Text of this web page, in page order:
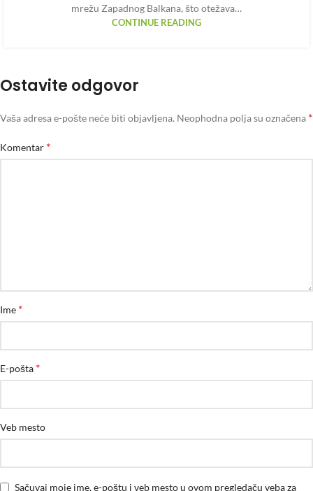
mrežu Zapadnog Balkana, što otežava…
CONTINUE READING
Ostavite odgovor
Vaša adresa e-pošte neće biti objavljena. Neophodna polja su označena *
Komentar *
Ime *
E-pošta *
Veb mesto
Sačuvaj moje ime, e-poštu i veb mesto u ovom pregledaču veba za